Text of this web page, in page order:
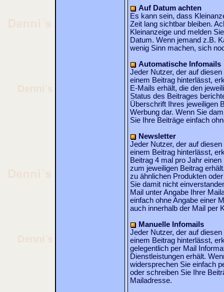
Auf Datum achten
Es kann sein, dass
Zeit lang sichtbar bleiben.
Kleinanzeige und melden
Datum. Wenn jemand z.B.
wenig Sinn machen, sich
Automatische Infomails
Jeder Nutzer, der auf
einem Beitrag hinterlässt,
E-Mails erhält, die den
Status des Beitrages
Überschrift Ihres jeweiligen
Werbung dar. Wenn Sie
Sie Ihre Beiträge einfach
Newsletter
Jeder Nutzer, der auf
einem Beitrag hinterlässt,
Beitrag 4 mal pro Jahr
zum jeweiligen Beitrag
zu ähnlichen Produkten
Sie damit nicht
Mail unter Angabe Ihrer
einfach ohne Angabe einer
auch innerhalb der Mail per
Manuelle Infomails
Jeder Nutzer, der auf
einem Beitrag hinterlässt,
gelegentlich per Mail
Dienstleistungen erhält.
widersprechen Sie einfach
oder schreiben Sie Ihre
Mailadresse.